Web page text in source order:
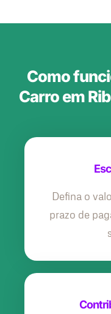
Como
Carro em
Defina o
prazo de